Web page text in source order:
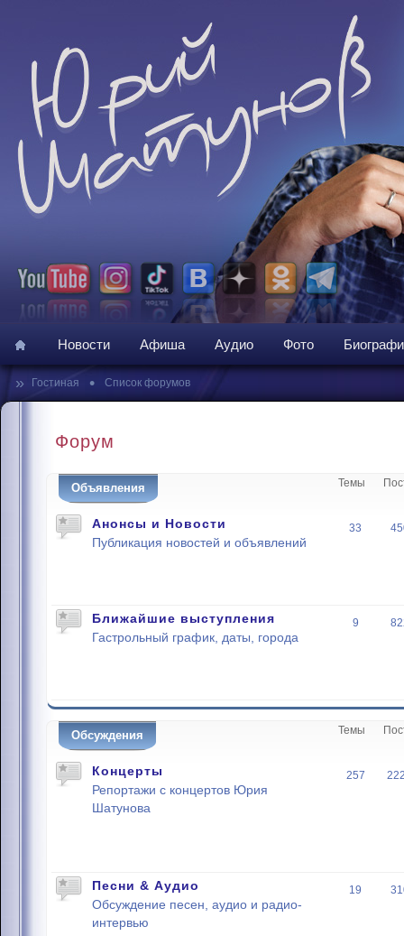
Новости Афиша Аудио Фото
» Гостиная • Список форумов
Форум
Объявления Темы
Анонсы и Новости
Публикация новостей и объявлений
33
Ближайшие выступления
Гастрольный график, даты, города
9
Обсуждения Темы
Концерты
Репортажи с концертов Юрия
Шатунова
257
Песни & Аудио
Обсуждение песен, аудио и радио-
интервью
19